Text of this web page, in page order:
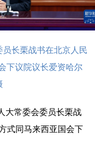
长栗战书在北京人民
下议院议长爱资哈尔
大常委会委员长栗战
式同马来西亚国会下